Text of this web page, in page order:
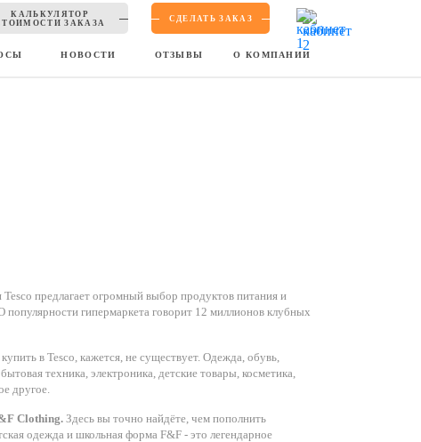
КАЛЬКУЛЯТОР
ЗАКАЗА
СДЕЛАТЬ ЗАКАЗ
НОВОСТИ ОТЗЫВЫ О КОМПАНИИ
предлагает огромный выбор продуктов питания и
популярности гипермаркета говорит 12 миллионов клубных
в Tesco, кажется, не существует. Одежда, обувь,
техника, электроника, детские товары, косметика,
другое.
Clothing.Здесь вы точно найдёте, чем пополнить
одежда и школьная форма F&F - это легендарное